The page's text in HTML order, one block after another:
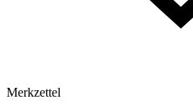
Merkzettel